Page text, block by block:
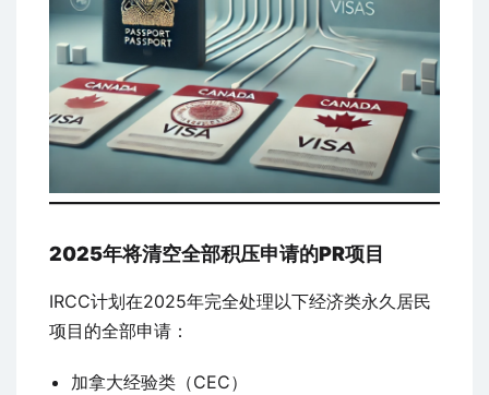
2025年将清空全部积压申请的PR项目
IRCC计划在2025年完全处理以下经济类永久居民
项目的全部申请：
加拿大经验类（CEC）